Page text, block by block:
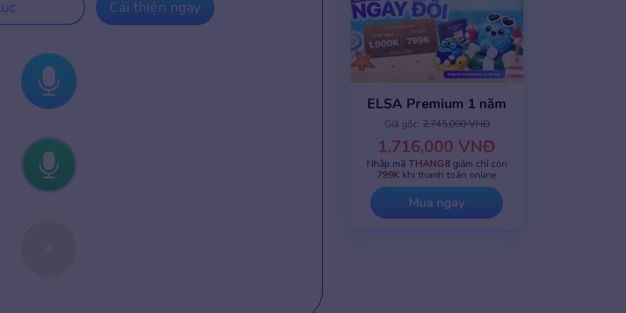
Cải thiện ngay
ELSA Premium 1 năm
Giá gốc: 2,745,000 VNĐ
1,716,000 VNĐ
Nhập mã THANG8giảm chỉ còn
799K khi thanh toán online
Mua ngay